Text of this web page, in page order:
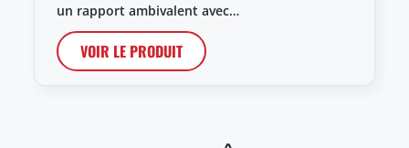
un rapport ambivalent avec…
VOIR LE PRODUIT